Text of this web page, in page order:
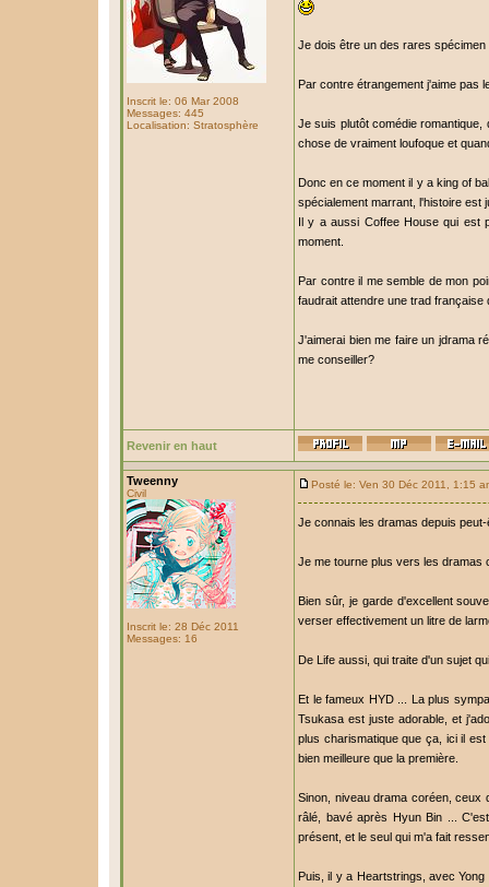
Inscrit le: 06 Mar 2008
Messages: 445
Localisation: Stratosphère
Je dois être un des rares
Par contre étrangement j'aime pas
Je suis plutôt comédie
chose de vraiment loufoque et
Donc en ce moment il y a king of
spécialement marrant, l'histoire est
Il y a aussi Coffee House qui est
moment.
Par contre il me semble de mon
faudrait attendre une trad
J'aimerai bien me faire un jdrama
me conseiller?
Revenir en haut
Tweenny
Civil
Inscrit le: 28 Déc 2011
Messages: 16
Posté le: Ven 30 Déc 2011, 1:15
Je connais les dramas depuis
Je me tourne plus vers les dramas
Bien sûr, je garde d'excellent
verser effectivement un litre de
De Life aussi, qui traite d'un sujet
Et le fameux HYD ... La plus
Tsukasa est juste adorable, et
plus charismatique que ça, ici il
bien meilleure que la première.
Sinon, niveau drama coréen,
râlé, bavé après Hyun Bin ...
présent, et le seul qui m'a fait
Puis, il y a Heartstrings, avec